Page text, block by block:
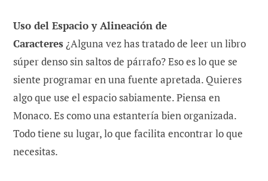
Uso del Espacio y Alineación de
Caracteres ¿Alguna vez has tratado de leer un libro
súper denso sin saltos de párrafo? Eso es lo que se
siente programar en una fuente apretada. Quieres
algo que use el espacio sabiamente. Piensa en
Monaco. Es como una estantería bien organizada.
Todo tiene su lugar, lo que facilita encontrar lo que
necesitas.